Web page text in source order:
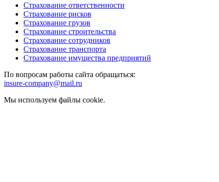
Страхование ответственности
Страхование рисков
Страхование грузов
Страхование строительства
Страхование сотрудников
Страхование транспорта
Страхование имущества предприятий
По вопросам работы сайта обращаться:
insure-company@mail.ru
Мы используем файлы cookie.